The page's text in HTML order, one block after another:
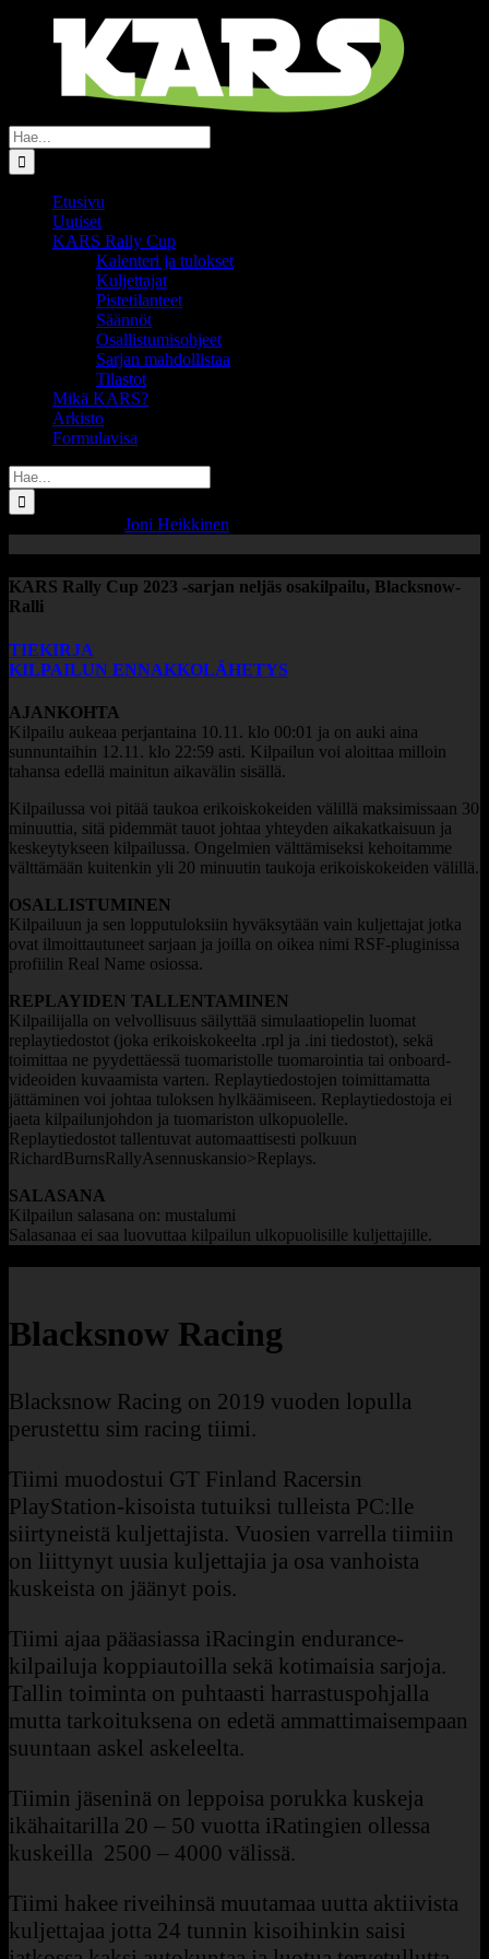
Facebook
Instagram
Discord
YouTube
Etsi
...
Etusivu
Uutiset
KARS Rally Cup
Kalenteri ja tulokset
Kuljettajat
Pistetilanteet
Säännöt
Osallistumisohjeet
Sarjan mahdollistaa
Tilastot
Mikä KARS?
Arkisto
Formulavisa
Etsi
...
Joni Heikkinen
KARS Rally Cup 2023 -sarjan neljäs osakilpailu, Blacksnow-
Ralli
TIEKIRJA
KILPAILUN ENNAKKOLÄHETYS
AJANKOHTA
Kilpailu aukeaa perjantaina 10.11. klo 00:01 ja on auki aina
sunnuntaihin 12.11. klo 22:59 asti. Kilpailun voi aloittaa milloin
tahansa edellä mainitun aikavälin sisällä.
Kilpailussa voi pitää taukoa erikoiskokeiden välillä maksimissaan 30
minuuttia, sitä pidemmät tauot johtaa yhteyden aikakatkaisuun ja
keskeytykseen kilpailussa. Ongelmien välttämiseksi kehoitamme
välttämään kuitenkin yli 20 minuutin taukoja erikoiskokeiden välillä.
OSALLISTUMINEN
Kilpailuun ja sen lopputuloksiin hyväksytään vain kuljettajat jotka
ovat ilmoittautuneet sarjaan ja joilla on oikea nimi RSF-pluginissa
profiilin Real Name osiossa.
REPLAYIDEN TALLENTAMINEN
Kilpailijalla on velvollisuus säilyttää simulaatiopelin luomat
replaytiedostot (joka erikoiskokeelta .rpl ja .ini tiedostot), sekä
toimittaa ne pyydettäessä tuomaristolle tuomarointia tai onboard-
videoiden kuvaamista varten. Replaytiedostojen toimittamatta
jättäminen voi johtaa tuloksen hylkäämiseen. Replaytiedostoja ei
jaeta kilpailunjohdon ja tuomariston ulkopuolelle.
Replaytiedostot tallentuvat automaattisesti polkuun
RichardBurnsRallyAsennuskansio>Replays.
SALASANA
Kilpailun salasana on: mustalumi
Salasanaa ei saa luovuttaa kilpailun ulkopuolisille kuljettajille.
Blacksnow Racing
Blacksnow Racing on 2019 vuoden lopulla
perustettu sim racing tiimi.
Tiimi muodostui GT Finland Racersin
PlayStation-kisoista tutuiksi tulleista PC:lle
siirtyneistä kuljettajista. Vuosien varrella tiimiin
on liittynyt uusia kuljettajia ja osa vanhoista
kuskeista on jäänyt pois.
Tiimi ajaa pääasiassa iRacingin endurance-
kilpailuja koppiautoilla sekä kotimaisia sarjoja.
Tallin toiminta on puhtaasti harrastuspohjalla
mutta tarkoituksena on edetä ammattimaisempaan
suuntaan askel askeleelta.
Tiimin jäseninä on leppoisa porukka kuskeja
ikähaitarilla 20 – 50 vuotta iRatingien ollessa
kuskeilla 2500 – 4000 välissä.
Tiimi hakee riveihinsä muutamaa uutta aktiivista
kuljettajaa jotta 24 tunnin kisoihinkin saisi